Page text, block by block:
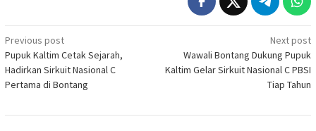
Post
navigation
Previous post
Pupuk Kaltim Cetak Sejarah,
Hadirkan Sirkuit Nasional C
Pertama di Bontang
Next post
Wawali Bontang Dukung Pupuk
Kaltim Gelar Sirkuit Nasional C PBSI
Tiap Tahun